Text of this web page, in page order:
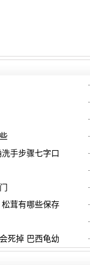
·
·
·
·
手步骤七字口 ·
·
·
茸有哪些保存 ·
·
死掉 巴西龟幼 ·